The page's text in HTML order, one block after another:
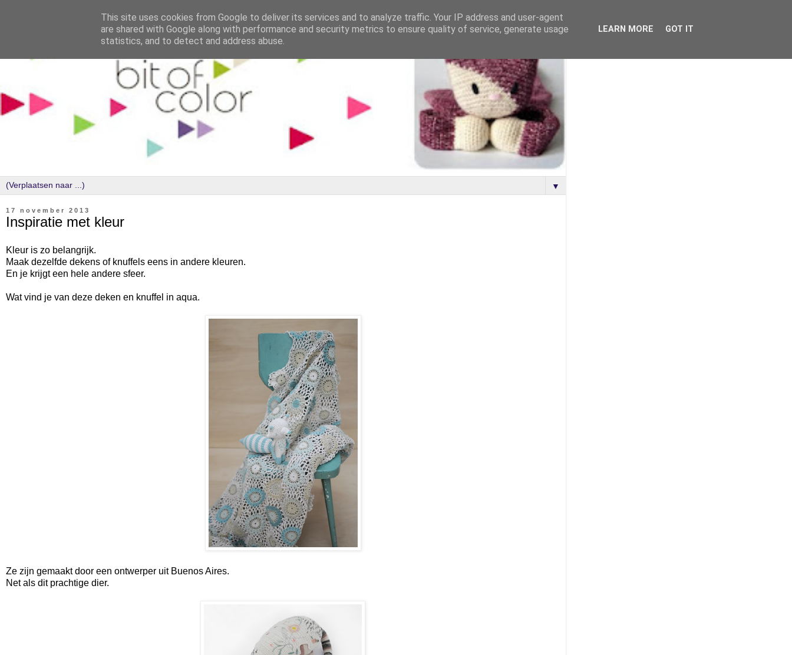
▼
17 november 2013
Inspiratie met kleur
Kleur is zo belangrijk.
Maak dezelfde dekens of knuffels eens in andere kleuren.
En je krijgt een hele andere sfeer.
Wat vind je van deze deken en knuffel in aqua.
Ze zijn gemaakt door een ontwerper uit Buenos Aires.
Net als dit prachtige dier.
This site uses cookies from Google to deliver its services and to analyze traffic. Your IP address and user-agent
are shared with Google along with performance and security metrics to ensure quality of service, generate usage
statistics, and to detect and address abuse.
LEARN MORE GOT IT